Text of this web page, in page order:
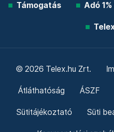
Támogatás Adó
© 2026 Telex.hu Zrt.
Átláthatóság ÁSZF
Sütitájékoztató Süti